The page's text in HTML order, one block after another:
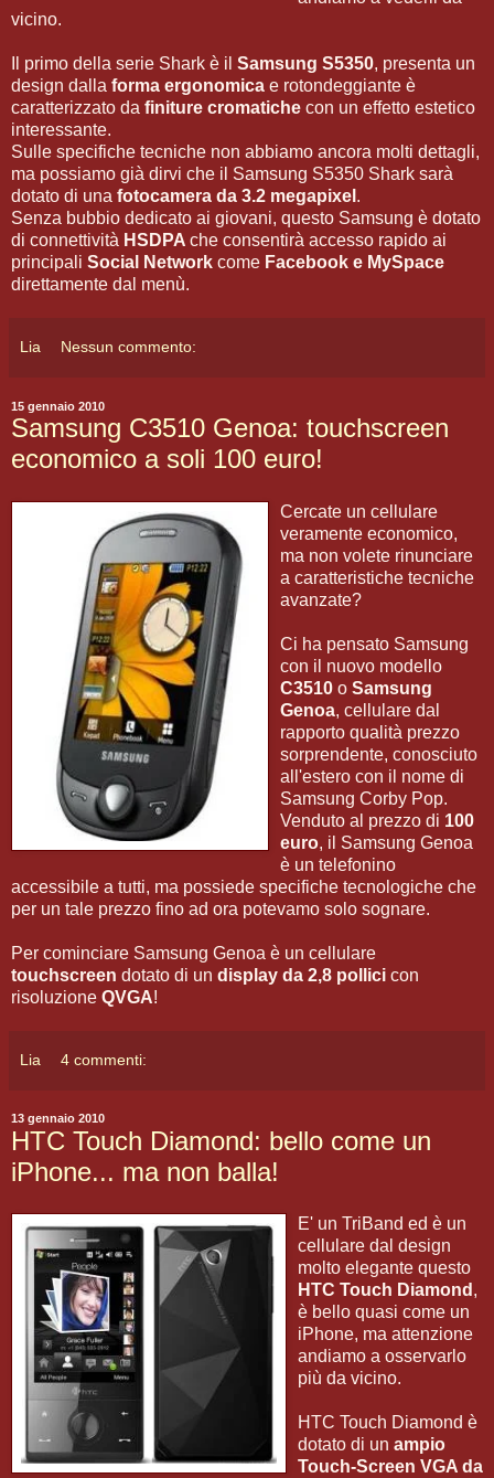
vicino.
Il primo della serie Shark è il Samsung S5350, presenta un
design dalla forma ergonomica e rotondeggiante è
caratterizzato da finiture cromatiche con un effetto estetico
interessante.
Sulle specifiche tecniche non abbiamo ancora molti dettagli,
ma possiamo già dirvi che il Samsung S5350 Shark sarà
dotato di una fotocamera da 3.2 megapixel .
Senza bubbio dedicato ai giovani, questo Samsung è dotato
di connettività HSDPA che consentirà accesso rapido ai
principali Social Network come Facebook e MySpace
direttamente dal menù.
Lia Nessun commento:
15 gennaio 2010
Samsung C3510 Genoa: touchscreen
economico a soli 100 euro!
Cercate un cellulare
veramente economico,
ma non volete rinunciare
a caratteristiche tecniche
avanzate?
Ci ha pensato Samsung
con il nuovo modello
C3510 o Samsung
Genoa, cellulare dal
rapporto qualità prezzo
sorprendente, conosciuto
all'estero con il nome di
Samsung Corby Pop.
Venduto al prezzo di 100
euro, il Samsung Genoa
è un telefonino
accessibile a tutti, ma possiede specifiche tecnologiche che
per un tale prezzo fino ad ora potevamo solo sognare.
Per cominciare Samsung Genoa è un cellulare
touchscreen dotato di un display da 2,8 pollici con
risoluzione QVGA!
Lia 4 commenti:
13 gennaio 2010
HTC Touch Diamond: bello come un
iPhone... ma non balla!
E' un TriBand ed è un
cellulare dal design
molto elegante questo
HTC Touch Diamond ,
è bello quasi come un
iPhone, ma attenzione
andiamo a osservarlo
più da vicino.
HTC Touch Diamond è
dotato di un ampio
Touch-Screen VGA da